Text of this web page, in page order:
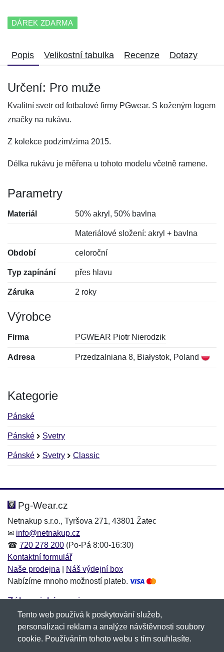
DÁREK ZDARMA
Popis Velikostní tabulka Recenze Dotazy
Určení: Pro muže
Kvalitní svetr od fotbalové firmy PGwear. S koženým logem
značky na rukávu.
Z kolekce podzim/zima 2015.
Délka rukávu je měřena u tohoto modelu včetně ramene.
Parametry
Materiál 50% akryl, 50% bavlna
Materiálové složení: akryl + bavlna
Období celoroční
Typ zapínání přes hlavu
Záruka 2 roky
Výrobce
Firma PGWEAR Piotr Nierodzik
Adresa Przedzalniana 8, Białystok, Poland
Kategorie
Pánské
Pánské Svetry
Pánské Svetry Classic
Hodnocení:
Jméno: *
Zpráva*
Jméno:
E-mail:*
Pg-Wear.cz
Netnakup s.r.o., Tyršova 271, 43801 Žatec
✉ info@netnakup.cz
☎ 720 278 200 (Po-Pá 8:00-16:30)
Kontaktní formulář
Naše prodejna
Náš výdejní box
Nabízíme mnoho možností plateb.
Zákaznický servis
Novinky emailem
Tento web používá k poskytování služeb,
personalizaci reklam a analýze návštěvnosti soubory
cookie. Používáním tohoto webu s tím souhlasíte.